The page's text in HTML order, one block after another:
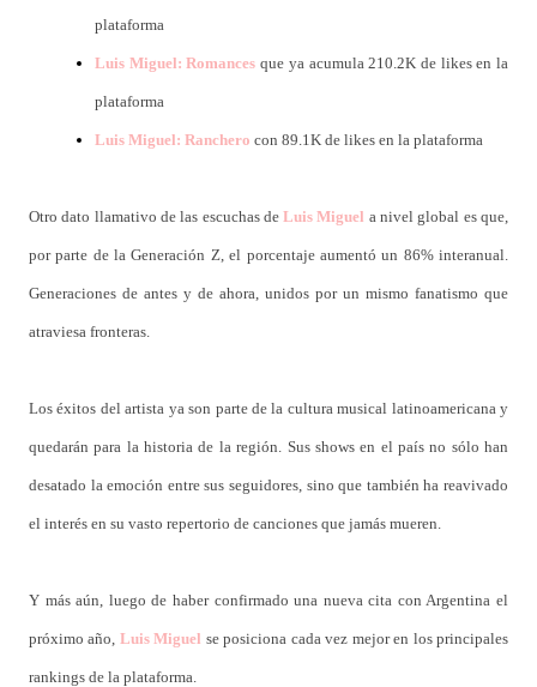
plataforma
Luis Miguel: Romances que ya acumula 210.2K de likes en la
plataforma
Luis Miguel: Ranchero con 89.1K de likes en la plataforma
Otro dato llamativo de las escuchas deLuis Miguel a nivel global es que,
por parte de la Generación Z, el porcentaje aumentó un 86% interanual.
Generaciones de antes y de ahora, unidos por un mismo fanatismo que
atraviesa fronteras.
Los éxitos del artista ya son parte de la cultura musical latinoamericana y
quedarán para la historia de la región. Sus shows en el país no sólo han
desatado la emoción entre sus seguidores, sino que también ha reavivado
el interés en su vasto repertorio de canciones que jamás mueren.
Y más aún, luego de haber confirmado una nueva cita con Argentina el
próximo año, Luis Miguel se posiciona cada vez mejor en los principales
rankings de la plataforma.